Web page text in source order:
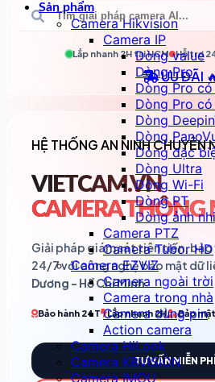
Sản phẩm
Camera Hikvision
Camera IP
Dòng value
Dòng Pro
Dòng Pro
Dòng Pro
Dòng
Dòng
Dòng đặc
Dòng Ultra
Dòng Wi-Fi
Dòng PT
Dòng ảnh
Camera PTZ
Camera Tubor HD
Camera EZVIZ
Camera ngoài trời
Camera trong nhà
Camera dùng pin
Action camera
Camera HiLook
Camera KBVISION
Camera IMOU
Lắp nhanh 2H tạiHCM Hỗ trợ
ƯU ĐÃI
HỆ THỐNG AN NINH CHUYÊN
VIETCAM.VN
CAMERA THÔNG
Giải pháp giám sát tiên tiến, bảo
24/7 với công nghệ bảo mật dữ
Dương - Hồ Chí Minh.
Bảo hành 24T Lắp nhanh 2H Bảo mật
TƯ VẤN MIỄN PHÍ